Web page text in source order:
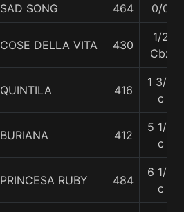
SAD SONG 464 0/0
COSE DELLA VITA 430
1/2
Cbz
QUINTILA 416
1 3/4
c
BURIANA 412
5 1/2
c
PRINCESA RUBY 484
6 1/4
c